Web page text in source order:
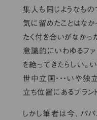
集人も同じようなも
気に留めたことはなか
たく付き合いがなかっ
意識的にいわゆるフ
を絶ってきたらしい。
世中立国・・・いや
立ち位置にあるブラン
しかし筆者は今、パ